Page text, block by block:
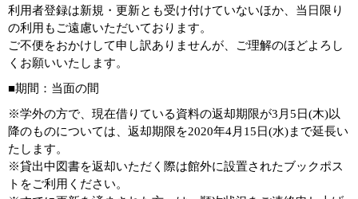
利用者登録は新規・更新とも受け付けていないほか、当日限り
の利用もご遠慮いただいております。
ご不便をおかけして申し訳ありませんが、ご理解のほどよろし
くお願いいたします。
■期間：当面の間
※学外の方で、現在借りている資料の返却期限が3月5日(木)以
降のものについては、返却期限を2020年4月15日(水)まで延長い
たします。
※貸出中図書を返却いただく際は館外に設置されたブックポス
トをご利用ください。